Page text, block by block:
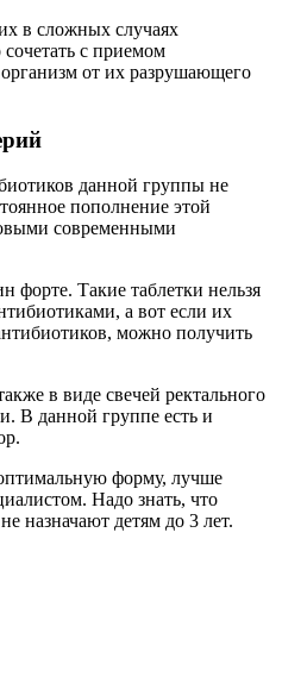
в сложных случаях
с приемом
от их разрушающего
данной группы не
пополнение этой
современными
форте. Такие таблетки нельзя
а вот если их
можно получить
в виде свечей ректального
В данной группе есть и
форму, лучше
Надо знать, что
назначают детям до 3 лет.